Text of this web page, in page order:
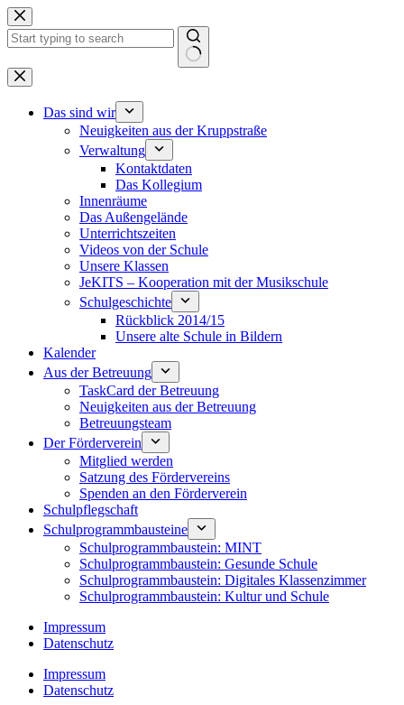
Zum
Inhalt
springen
Keine
Ergebnisse
Das sind wir
Neuigkeiten aus der Kruppstraße
Verwaltung
Kontaktdaten
Das Kollegium
Innenräume
Das Außengelände
Unterrichtszeiten
Videos von der Schule
Unsere Klassen
JeKITS – Kooperation mit der Musikschule
Schulgeschichte
Rückblick 2014/15
Unsere alte Schule in Bildern
Kalender
Aus der Betreuung
TaskCard der Betreuung
Neuigkeiten aus der Betreuung
Betreuungsteam
Der Förderverein
Mitglied werden
Satzung des Fördervereins
Spenden an den Förderverein
Schulpflegschaft
Schulprogrammbausteine
Schulprogrammbaustein: MINT
Schulprogrammbaustein: Gesunde Schule
Schulprogrammbaustein: Digitales Klassenzimmer
Schulprogrammbaustein: Kultur und Schule
Impressum
Datenschutz
Impressum
Datenschutz